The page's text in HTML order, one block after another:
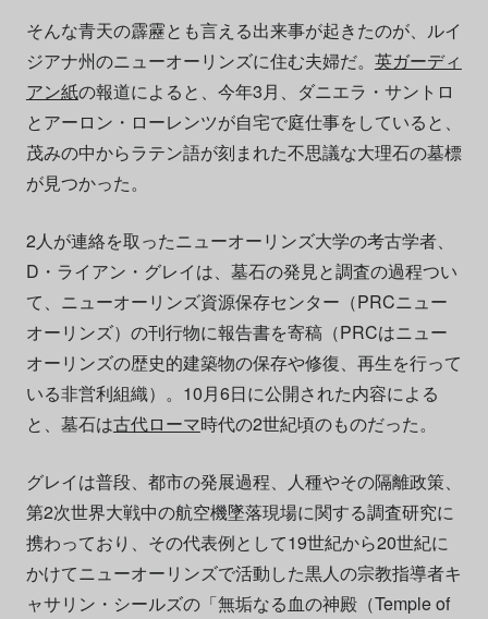
そんな青天の霹靂とも言える出来事が起きたのが、ルイ
ジアナ州のニューオーリンズに住む夫婦だ。 英ガーディ
アン紙の報道によると、今年3月、ダニエラ・サントロ
とアーロン・ローレンツが自宅で庭仕事をしていると、
茂みの中からラテン語が刻まれた不思議な大理石の墓標
が見つかった。
2人が連絡を取ったニューオーリンズ大学の考古学者、
D・ライアン・グレイは、墓石の発見と調査の過程つい
て、ニューオーリンズ資源保存センター（PRCニュー
オーリンズ）の刊行物に報告書を寄稿（PRCはニュー
オーリンズの歴史的建築物の保存や修復、再生を行って
いる非営利組織）。10月6日に公開された内容による
と、墓石は古代ローマ時代の2世紀頃のものだった。
グレイは普段、都市の発展過程、人種やその隔離政策、
第2次世界大戦中の航空機墜落現場に関する調査研究に
携わっており、その代表例として19世紀から20世紀に
かけてニューオーリンズで活動した黒人の宗教指導者キ
ャサリン・シールズの「無垢なる血の神殿（Temple of